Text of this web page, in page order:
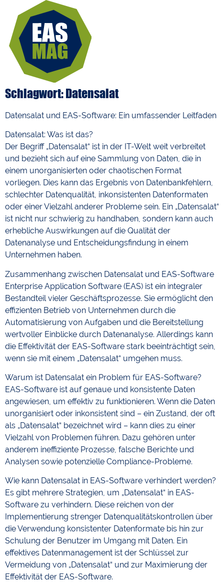
Schlagwort: Datensalat
Datensalat und EAS-Software: Ein umfassender Leitfaden
Datensalat: Was ist das?
Der Begriff „Datensalat“ ist in der IT-Welt weit verbreitet
und bezieht sich auf eine Sammlung von Daten, die in
einem unorganisierten oder chaotischen Format
vorliegen. Dies kann das Ergebnis von Datenbankfehlern,
schlechter Datenqualität, inkonsistenten Datenformaten
oder einer Vielzahl anderer Probleme sein. Ein „Datensalat“
ist nicht nur schwierig zu handhaben, sondern kann auch
erhebliche Auswirkungen auf die Qualität der
Datenanalyse und Entscheidungsfindung in einem
Unternehmen haben.
Zusammenhang zwischen Datensalat und EAS-Software
Enterprise Application Software (EAS) ist ein integraler
Bestandteil vieler Geschäftsprozesse. Sie ermöglicht den
effizienten Betrieb von Unternehmen durch die
Automatisierung von Aufgaben und die Bereitstellung
wertvoller Einblicke durch Datenanalyse. Allerdings kann
die Effektivität der EAS-Software stark beeinträchtigt sein,
wenn sie mit einem „Datensalat“ umgehen muss.
Warum ist Datensalat ein Problem für EAS-Software?
EAS-Software ist auf genaue und konsistente Daten
angewiesen, um effektiv zu funktionieren. Wenn die Daten
unorganisiert oder inkonsistent sind – ein Zustand, der oft
als „Datensalat“ bezeichnet wird – kann dies zu einer
Vielzahl von Problemen führen. Dazu gehören unter
anderem ineffiziente Prozesse, falsche Berichte und
Analysen sowie potenzielle Compliance-Probleme.
Wie kann Datensalat in EAS-Software verhindert werden?
Es gibt mehrere Strategien, um „Datensalat“ in EAS-
Software zu verhindern. Diese reichen von der
Implementierung strenger Datenqualitätskontrollen über
die Verwendung konsistenter Datenformate bis hin zur
Schulung der Benutzer im Umgang mit Daten. Ein
effektives Datenmanagement ist der Schlüssel zur
Vermeidung von „Datensalat“ und zur Maximierung der
Effektivität der EAS-Software.